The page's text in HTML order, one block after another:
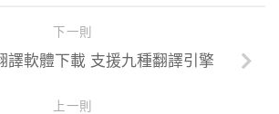
下一則
譯軟體下載 支援九種翻譯引擎
上一則